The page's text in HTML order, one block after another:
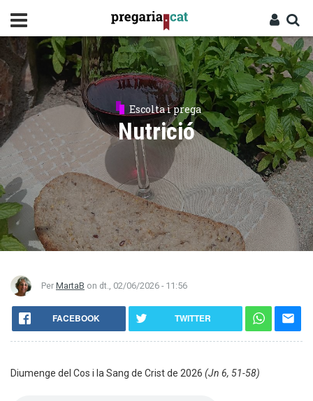
contingut
Entra
Cercador
Escolta i prega
Nutrició
Per MartaB on dt., 02/06/2026 - 11:56
FACEBOOK TWITTER
Diumenge del Cos i la Sang de Crist de 2026 (Jn 6, 51-58)